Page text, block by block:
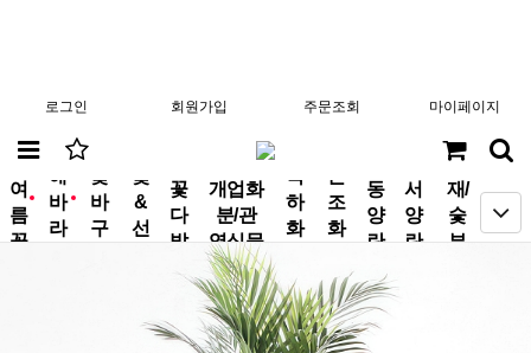
로그인 회원가입 주문조회 마이페이지
new
여
름
꽃
new
해
바
라
꽃
바
구
꽃
&
선
꽃
다
발
개업화
분/관
엽식물
축
하
화
근
조
화
동
양
란
서
양
란
분
재/
숯
부